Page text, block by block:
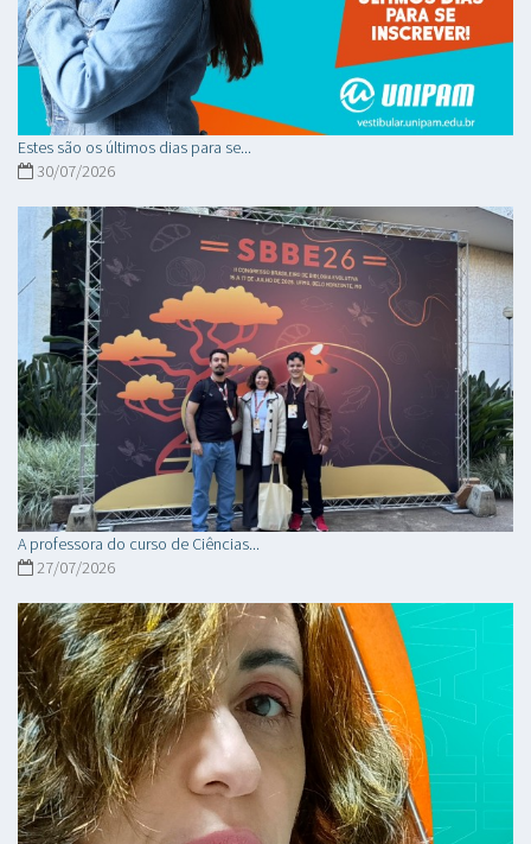
Estes são os últimos dias para se...
30/07/2026
A professora do curso de Ciências...
27/07/2026